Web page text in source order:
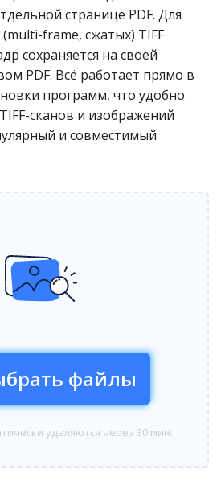
странице PDF. Для
frame, сжатых) TIFF
сохраняется на своей
PDF. Всё работает прямо в
программ, что удобно
сканов и изображений
и совместимый
файлы
удаляются через 30 мин.